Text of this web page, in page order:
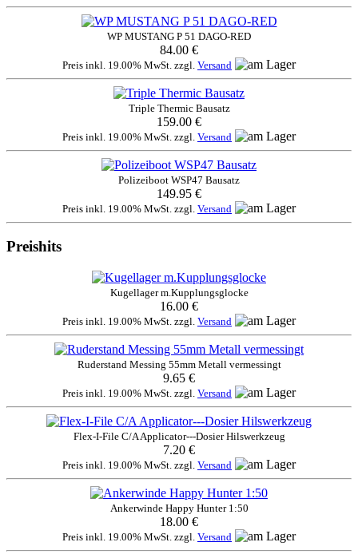
WP MUSTANG P 51 DAGO-RED
84.00 €
Preis inkl. 19.00% MwSt. zzgl. Versand
Triple Thermic Bausatz
159.00 €
Preis inkl. 19.00% MwSt. zzgl. Versand
Polizeiboot WSP47 Bausatz
149.95 €
Preis inkl. 19.00% MwSt. zzgl. Versand
Preishits
Kugellager m.Kupplungsglocke
16.00 €
Preis inkl. 19.00% MwSt. zzgl. Versand
Ruderstand Messing 55mm Metall vermessingt
9.65 €
Preis inkl. 19.00% MwSt. zzgl. Versand
Flex-I-File C/A Applicator---Dosier Hilswerkzeug
7.20 €
Preis inkl. 19.00% MwSt. zzgl. Versand
Ankerwinde Happy Hunter 1:50
18.00 €
Preis inkl. 19.00% MwSt. zzgl. Versand